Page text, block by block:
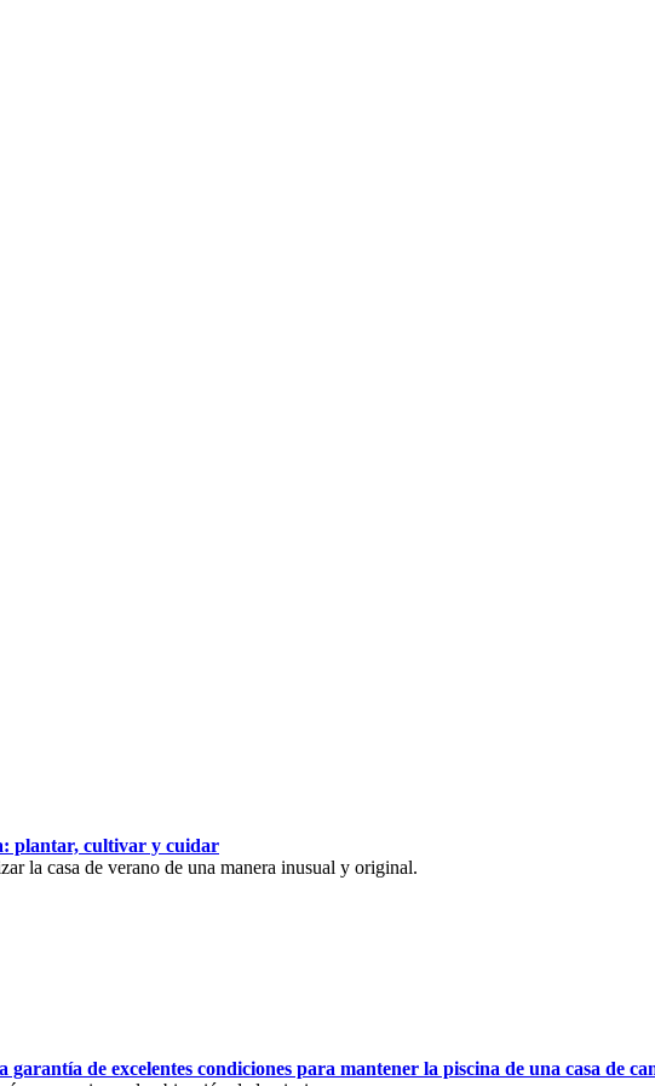
plantar, cultivar y cuidar
la casa de verano de una manera inusual y original.
de excelentes condiciones para mantener la piscina de una casa de